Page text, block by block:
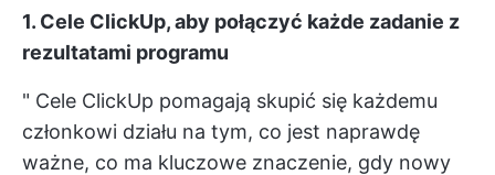
1. Cele ClickUp, aby połączyć każde zadanie z
rezultatami programu
" Cele ClickUp pomagają skupić się każdemu
członkowi działu na tym, co jest naprawdę
ważne, co ma kluczowe znaczenie, gdy nowy